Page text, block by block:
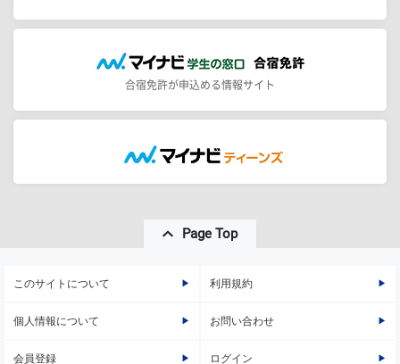
合宿免許が申込める情報サイト
Page Top
このサイトについて 利用規約
個人情報について お問い合わせ
会員登録 ログイン